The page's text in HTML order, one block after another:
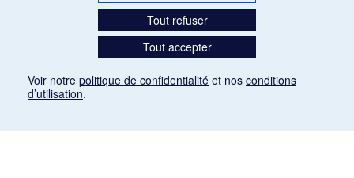
Tout refuser
Tout accepter
Voir notre politique de confidentialité et nos conditions
d’utilisation.